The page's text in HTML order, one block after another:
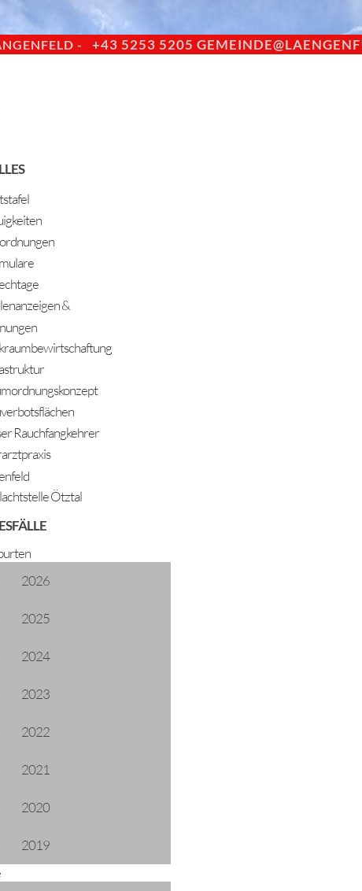
- +43 5253 5205
&
Rauchfangkehrer
Ötztal
2026
2025
2024
2023
2022
2021
2020
2019